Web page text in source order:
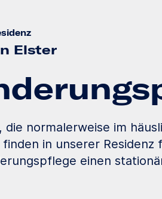
Elster
normalerweise im
in unserer Residenz
einen